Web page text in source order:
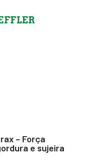
– Força
e sujeira